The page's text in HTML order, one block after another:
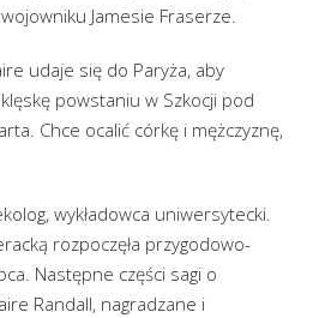
Jamesie Fraserze.
udaje się do Paryża, aby
powstaniu w Szkocji pod
Chce ocalić córkę i mężczyznę,
wykładowca uniwersytecki.
rozpoczęła przygodowo-
Następne części sagi o
Randall, nagradzane i